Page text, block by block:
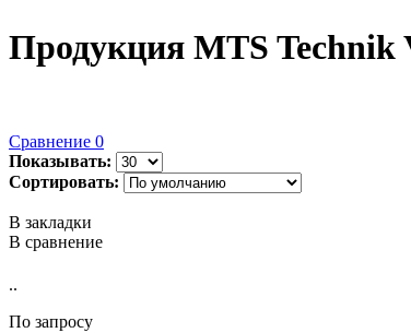
Продукция MTS Technik
Сравнение 0
Показывать:
Сортировать:
В закладки
В сравнение
..
По запросу